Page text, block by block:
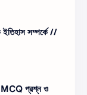
MCQ প্রশ্ন ও